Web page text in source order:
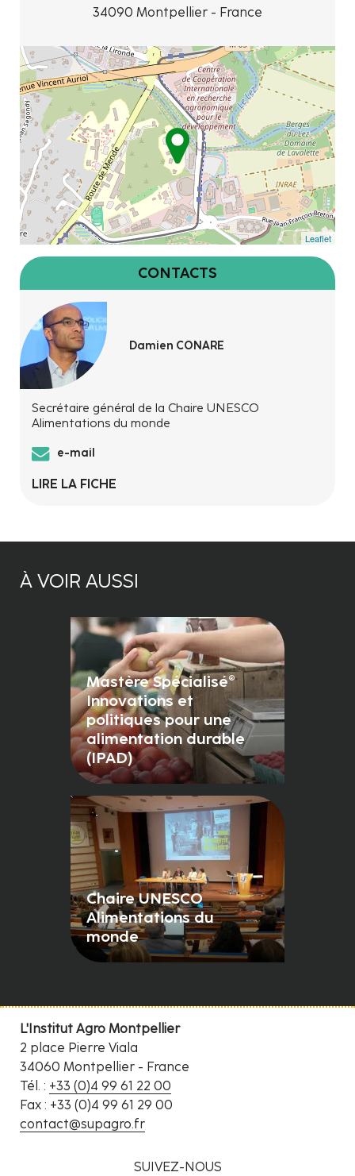
34090 Montpellier - France
Leaflet
CONTACTS
Damien CONARE
Secrétaire général de la Chaire UNESCO
Alimentations du monde
e-mail
LIRE LA FICHE
À VOIR AUSSI
Mastère Spécialisé®
Innovations et
politiques pour une
alimentation durable
(IPAD)
Chaire UNESCO
Alimentations du
monde
L'Institut Agro Montpellier
2 place Pierre Viala
34060 Montpellier - France
Tél. : +33 (0)4 99 61 22 00
Fax : +33 (0)4 99 61 29 00
contact@supagro.fr
SUIVEZ-NOUS